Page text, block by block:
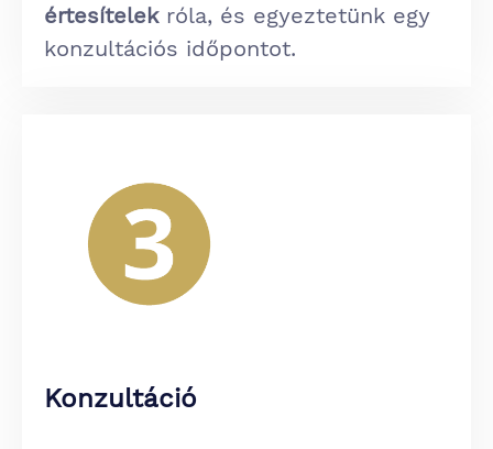
értesítelekróla, és egyeztetünk egy
konzultációs időpontot.
Konzultáció